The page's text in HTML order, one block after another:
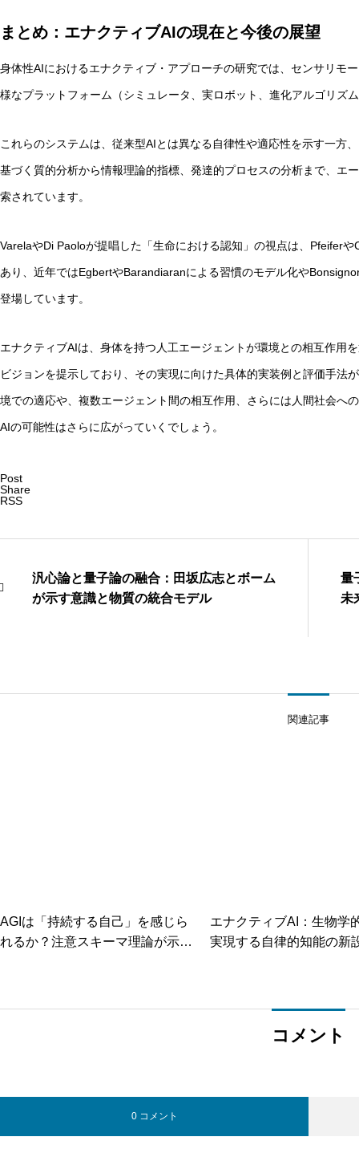
まとめ：エナクティブAIの現在と今後の展望
身体性AIにおけるエナクティブ・アプローチの研究では、センサリモ
様なプラットフォーム（シミュレータ、実ロボット、進化アルゴリズ
これらのシステムは、従来型AIとは異なる自律性や適応性を示す一方
基づく質的分析から情報理論的指標、発達的プロセスの分析まで、エ
索されています。
VarelaやDi Paoloが提唱した「生命における認知」の視点は、Pfeifer
あり、近年ではEgbertやBarandiaranによる習慣のモデル化や
登場しています。
エナクティブAIは、身体を持つ人工エージェントが環境との相互作用
ビジョンを提示しており、その実現に向けた具体的実装例と評価手法
境での適応や、複数エージェント間の相互作用、さらには人間社会へ
AIの可能性はさらに広がっていくでしょう。
Post
Share
RSS
汎心論と量子論の融合：田坂広志とボーム
が示す意識と物質の統合モデル
量
未
関連記事
AGIは「持続する自己」を感じら
れるか？注意スキーマ理論が示す
エナクティブAI：生物学
実現する自律的知能の新
コメント
0 コメント